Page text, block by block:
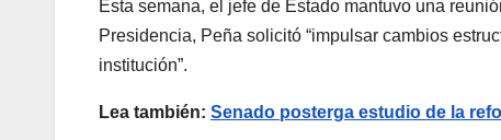
Esta semana, el jefe de Estado mantuvo una
Presidencia, Peña solicitó “impulsar cambios
institución”.
Lea también: Senado posterga estudio de la